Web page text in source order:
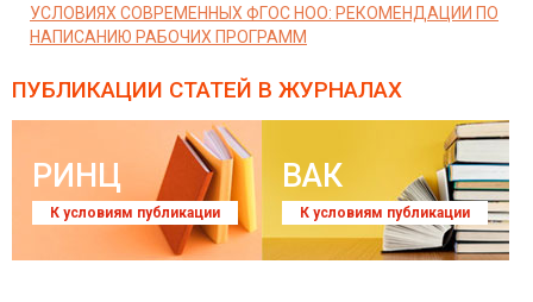
УСЛОВИЯХ СОВРЕМЕННЫХ ФГОС НОО: РЕКОМЕНДАЦИИ ПО
НАПИСАНИЮ РАБОЧИХ ПРОГРАММ
ПУБЛИКАЦИИ СТАТЕЙ В ЖУРНАЛАХ
РИНЦ
К условиям публикации
ВАК
К условиям публикации